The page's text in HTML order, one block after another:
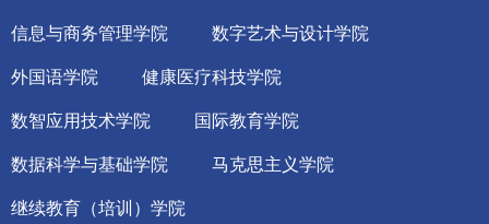
信息与商务管理学院 数字艺术与设计学院
外国语学院 健康医疗科技学院
数智应用技术学院 国际教育学院
数据科学与基础学院 马克思主义学院
继续教育（培训）学院